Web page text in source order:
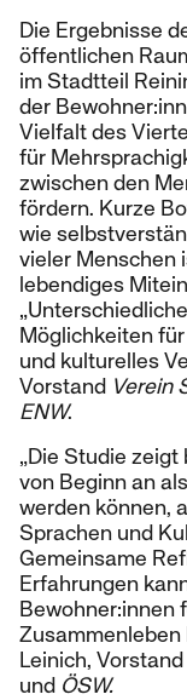
Die Ergebnisse
öffentlichen
im Stadtteil
der
Vielfalt des
für
zwischen den
fördern. Kurze
wie
vieler Menschen
lebendiges
Möglichkeiten
und kulturelles
Vorstand Verein
ENW.
„Die Studie
von Beginn an
werden können,
Sprachen und
Gemeinsame
Erfahrungen
Bewohner:innen
Zusammenleben
Leinich, Vorstand
und ÖSW.